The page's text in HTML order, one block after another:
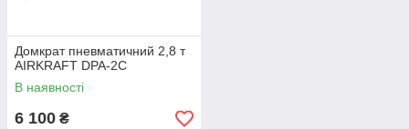
Домкрат пневматичний 2,8 т
AIRKRAFT DPA-2C
В наявності
6 100 ₴